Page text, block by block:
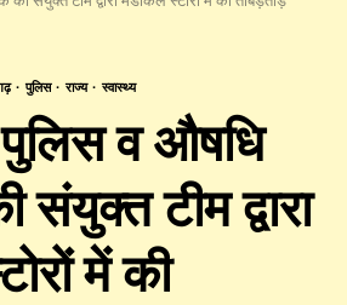
पुलिस राज्य स्वास्थ्य
पुलिस व औषधि
संयुक्त टीम द्वारा
में की